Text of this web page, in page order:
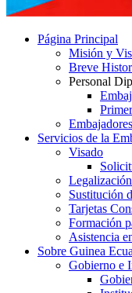
Página Principal
Misión y
Breve
Personal
Servicios de la
Visado
Sustitución
Tarjetas
Formación
Asistencia
Sobre Guinea
Gobierno e